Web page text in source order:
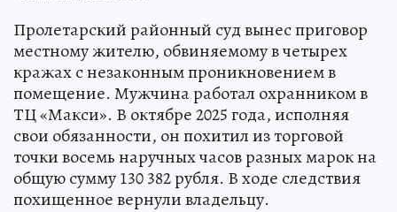
Пролетарский районный суд вынес приговор
местному жителю, обвиняемому в четырех
кражах с незаконным проникновением в
помещение. Мужчина работал охранником в
ТЦ «Макси». В октябре 2025 года, исполняя
свои обязанности, он похитил из торговой
точки восемь наручных часов разных марок на
общую сумму 130 382 рубля. В ходе следствия
похищенное вернули владельцу.